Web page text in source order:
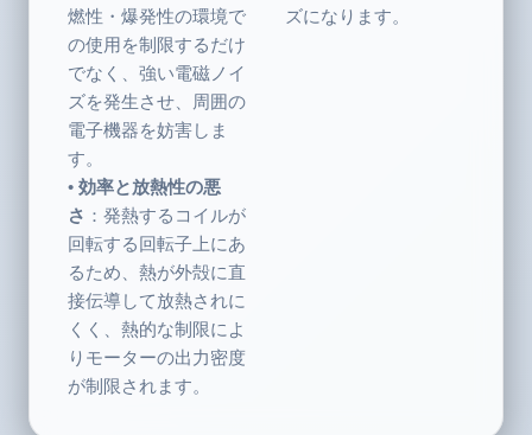
燃性・爆発性の環境で
の使用を制限するだけ
でなく、強い電磁ノイ
ズを発生させ、周囲の
電子機器を妨害しま
す。
• 効率と放熱性の悪
さ ：発熱するコイルが
回転する回転子上にあ
るため、熱が外殻に直
接伝導して放熱されに
くく、熱的な制限によ
りモーターの出力密度
が制限されます。
ズになります。